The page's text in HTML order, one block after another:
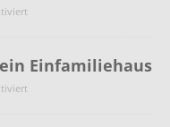
Einfamiliehaus